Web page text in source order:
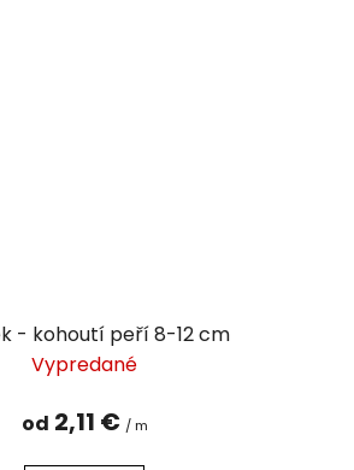
- kohoutí peří 8-12 cm
Vypredané
od 2,11 € / m